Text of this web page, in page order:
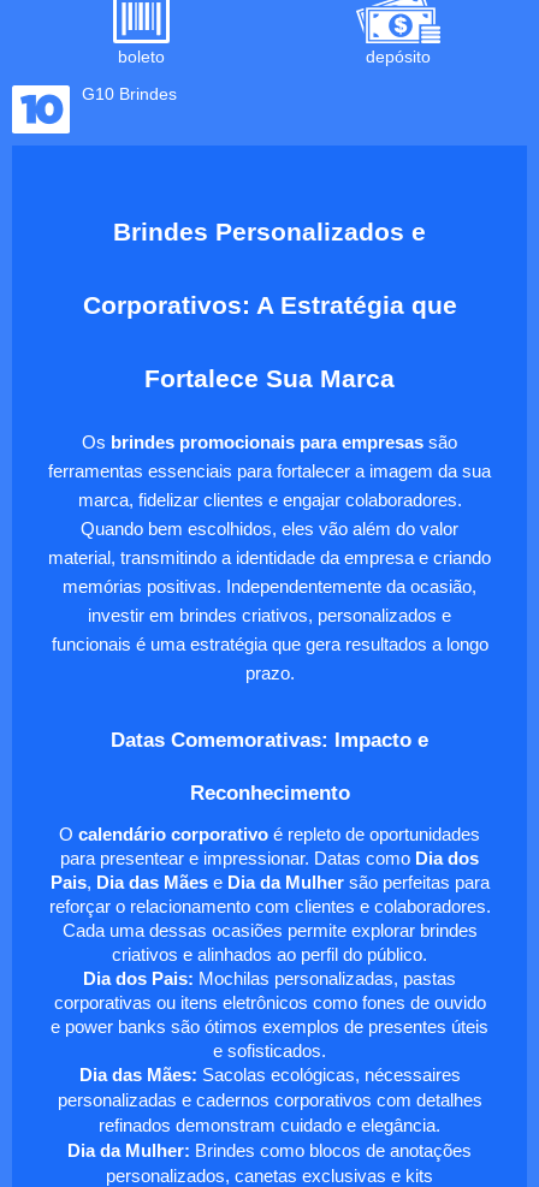
boleto
depósito
G10 Brindes
Brindes Personalizados e
Corporativos: A Estratégia que
Fortalece Sua Marca
Os brindes promocionais para empresas são
ferramentas essenciais para fortalecer a imagem da sua
marca, fidelizar clientes e engajar colaboradores.
Quando bem escolhidos, eles vão além do valor
material, transmitindo a identidade da empresa e criando
memórias positivas. Independentemente da ocasião,
investir em brindes criativos, personalizados e
funcionais é uma estratégia que gera resultados a longo
prazo.
Datas Comemorativas: Impacto e
Reconhecimento
O calendário corporativo é repleto de oportunidades
para presentear e impressionar. Datas como Dia dos
Pais, Dia das Mãese Dia da Mulhersão perfeitas para
reforçar o relacionamento com clientes e colaboradores.
Cada uma dessas ocasiões permite explorar brindes
criativos e alinhados ao perfil do público.
Dia dos Pais: Mochilas personalizadas, pastas
corporativas ou itens eletrônicos como fones de ouvido
e power banks são ótimos exemplos de presentes úteis
e sofisticados.
Dia das Mães: Sacolas ecológicas, nécessaires
personalizadas e cadernos corporativos com detalhes
refinados demonstram cuidado e elegância.
Dia da Mulher: Brindes como blocos de anotações
personalizados, canetas exclusivas e kits